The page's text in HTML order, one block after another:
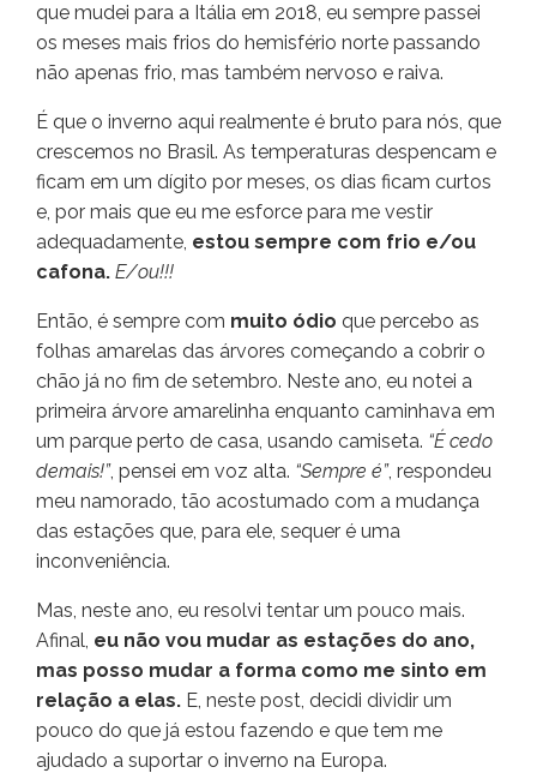
que mudei para a Itália em 2018, eu sempre passei
os meses mais frios do hemisfério norte passando
não apenas frio, mas também nervoso e raiva.
É que o inverno aqui realmente é bruto para nós, que
crescemos no Brasil. As temperaturas despencam e
ficam em um dígito por meses, os dias ficam curtos
e, por mais que eu me esforce para me vestir
adequadamente, estou sempre com frio e/ou
cafona. E/ou!!!
Então, é sempre com muito ódio que percebo as
folhas amarelas das árvores começando a cobrir o
chão já no fim de setembro. Neste ano, eu notei a
primeira árvore amarelinha enquanto caminhava em
um parque perto de casa, usando camiseta. “É cedo
demais!”, pensei em voz alta. “Sempre é”, respondeu
meu namorado, tão acostumado com a mudança
das estações que, para ele, sequer é uma
inconveniência.
Mas, neste ano, eu resolvi tentar um pouco mais.
Afinal, eu não vou mudar as estações do ano,
mas posso mudar a forma como me sinto em
relação a elas. E, neste post, decidi dividir um
pouco do que já estou fazendo e que tem me
ajudado a suportar o inverno na Europa.